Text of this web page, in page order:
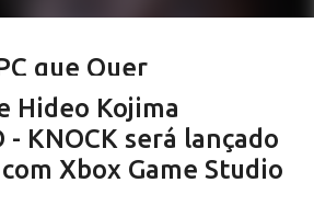
que Quer
a Sua Sala de Estar
VALVE
Hideo Kojima
- KNOCK será lançado
Xbox Game Studio